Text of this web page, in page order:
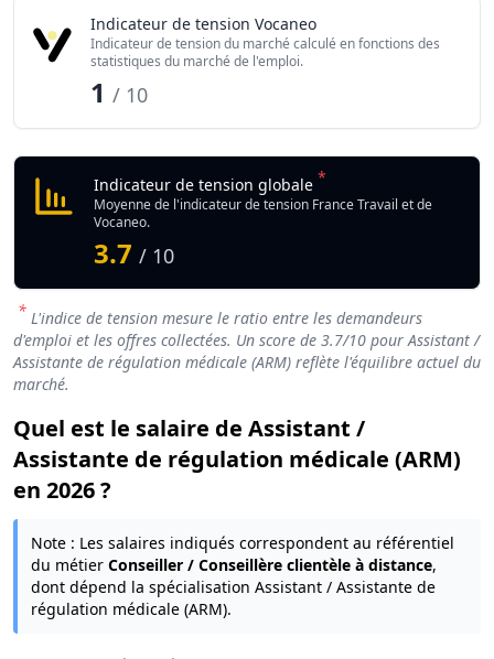
Indicateur de tension Vocaneo
Indicateur de tension du marché calculé en fonctions des
statistiques du marché de l'emploi.
1 / 10
Indicateur de tension globale *
Moyenne de l'indicateur de tension France Travail et de
Vocaneo.
3.7 / 10
* L'indice de tension mesure le ratio entre les demandeurs
d'emploi et les offres collectées. Un score de 3.7/10 pour Assistant /
Assistante de régulation médicale (ARM) reflète l'équilibre actuel du
marché.
Quel est le salaire de Assistant /
Assistante de régulation médicale (ARM)
en 2026 ?
Note : Les salaires indiqués correspondent au référentiel
du métier Conseiller / Conseillère clientèle à distance,
dont dépend la spécialisation Assistant / Assistante de
régulation médicale (ARM).